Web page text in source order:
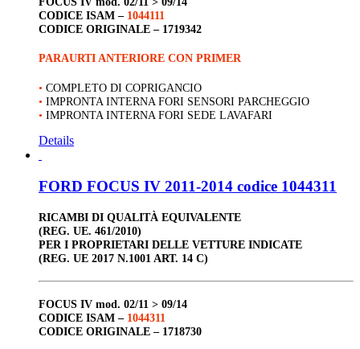
CODICE ISAM – 1044111
CODICE ORIGINALE – 1719342
PARAURTI ANTERIORE CON PRIMER
• COMPLETO DI COPRIGANCIO
• IMPRONTA INTERNA FORI SENSORI PARCHEGGIO
• IMPRONTA INTERNA FORI SEDE LAVAFARI
Details
FORD FOCUS IV 2011-2014 codice 1044311
RICAMBI DI QUALITÀ EQUIVALENTE
(REG. UE. 461/2010)
PER I PROPRIETARI DELLE VETTURE INDICATE
(REG. UE 2017 N.1001 ART. 14 C)
FOCUS IV mod. 02/11 > 09/14
CODICE ISAM – 1044311
CODICE ORIGINALE – 1718730